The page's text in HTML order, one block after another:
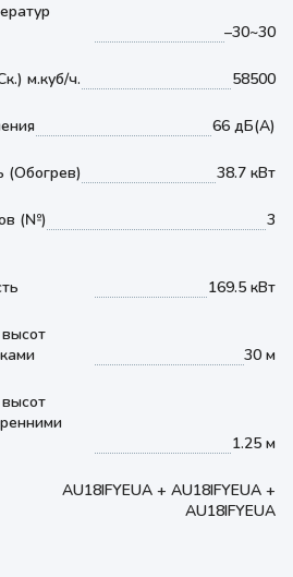
–30~30
м.куб/ч. 58500
66 дБ(А)
(Обогрев) 38.7 кВт
(№) 3
169.5 кВт
30 м
1.25 м
AU18IFYEUA + AU18IFYEUA +
AU18IFYEUA